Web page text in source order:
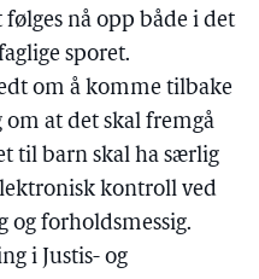
nå opp både i det
sporet.
om å komme tilbake
at det skal fremgå
til barn skal ha særlig
kontroll ved
og forholdsmessig.
i Justis- og